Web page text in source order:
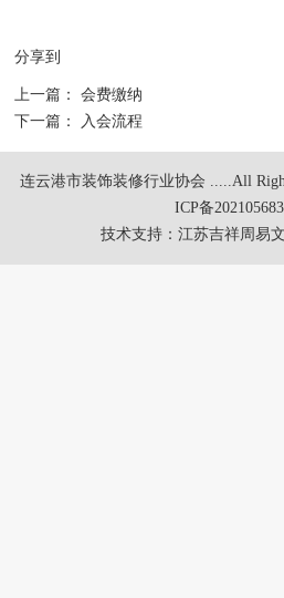
分享到
上一篇：会费缴纳
下一篇：
入会流程
连云港市装饰装修行业协会 .....All
ICP备
技术支持： 江苏吉祥周易